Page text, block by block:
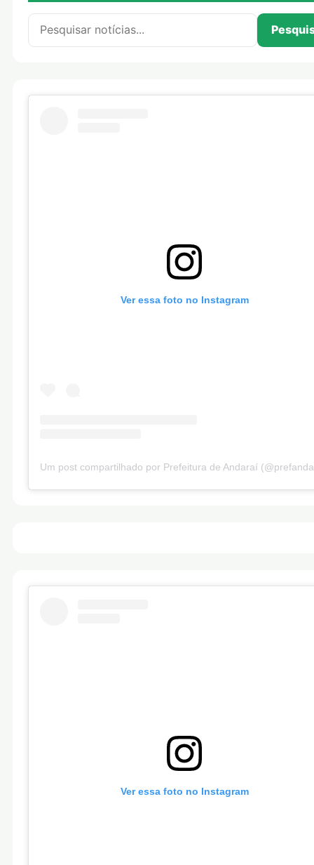
Pesquisar por:
Ver essa foto no Instagram
Um post compartilhado por Prefeitura de Andaraí
Ver essa foto no Instagram